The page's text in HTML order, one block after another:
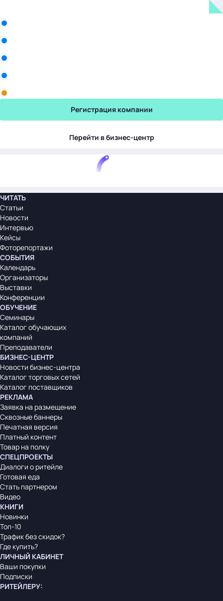
Регистрация компании
Перейти в бизнес-центр
ЧИТАТЬ
Статьи
Новости
Интервью
Кейсы
Фоторепортажи
СОБЫТИЯ
Календарь
Организаторы
Выставки
Конференции
ОБУЧЕНИЕ
Семинары
Каталог обучающих
компаний
Преподаватели
БИЗНЕС-ЦЕНТР
Новости бизнес-центра
Каталог торговых сетей
Каталог поставщиков
РЕКЛАМА
Заявка на размещение
Сквозные баннеры
Печатная версия
Платный контент
Товар на полку
СПЕЦПРОЕКТЫ
Диалоги о ритейле
Готовая еда
Стать партнером
Видео
КНИГИ
Новинки
Топ-10
Трафик без скидок?
Где купить?
ЛИЧНЫЙ КАБИНЕТ
Ваши покупки
Подписки
РИТЕЙЛЕРУ: